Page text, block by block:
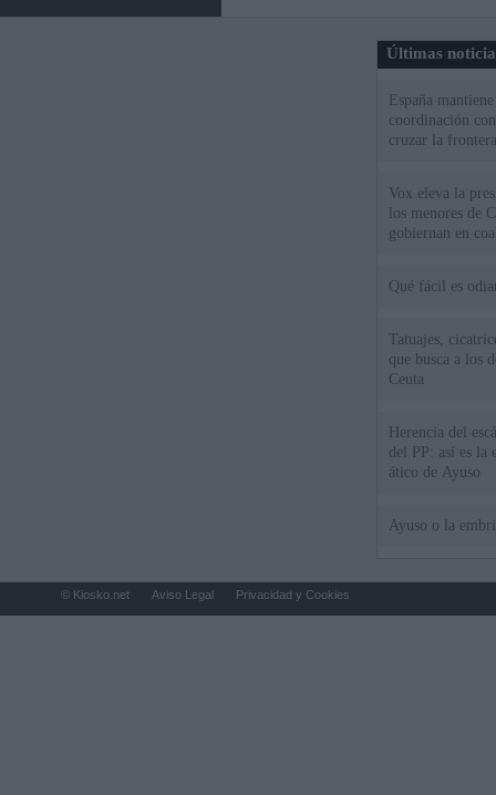
Últimas
España
coordinación
cruzar la
Vox eleva la
los menores de
gobiernan en
Qué fácil es
Tatuajes,
que busca a los
Ceuta
Herencia del
del PP: así es la
ático de Ayuso
Ayuso o la
© Kiosko.net Aviso Legal Privacidad y Cookies